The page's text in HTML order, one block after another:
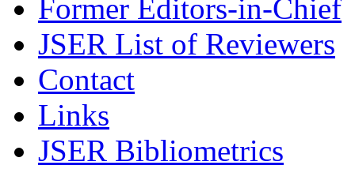
Former Editors-in-Chief
JSER List of Reviewers
Contact
Links
JSER Bibliometrics